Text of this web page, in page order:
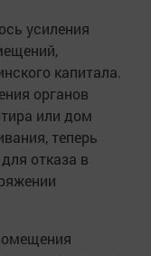
усиления
капитала.
органов
или дом
теперь
отказа в